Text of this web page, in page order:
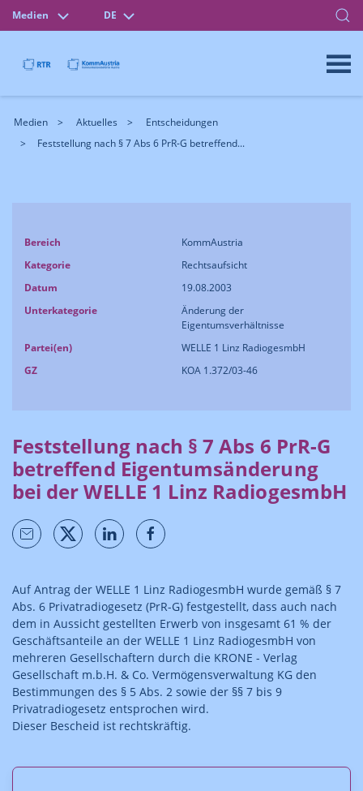
Medien DE
Medien Aktuelles
Entscheidungen
Feststellung nach § 7 Abs 6 PrR-G betreffend...
Bereich
KommAustria
Kategorie
Rechtsaufsicht
Datum
19.08.2003
Unterkategorie
Änderung der
Eigentumsverhältnisse
Partei(en)
WELLE 1 Linz RadiogesmbH
GZ
KOA 1.372/03-46
Feststellung nach § 7 Abs 6 PrR-G
betreffend Eigentumsänderung
bei der WELLE 1 Linz RadiogesmbH
Auf Antrag der WELLE 1 Linz RadiogesmbH wurde gemäß § 7
Abs. 6 Privatradiogesetz (PrR-G) festgestellt, dass auch nach
dem in Aussicht gestellten Erwerb von insgesamt 61 % der
Geschäftsanteile an der WELLE 1 Linz RadiogesmbH von
mehreren Gesellschaftern durch die KRONE - Verlag
Gesellschaft m.b.H. & Co. Vermögensverwaltung KG den
Bestimmungen des § 5 Abs. 2 sowie der §§ 7 bis 9
Privatradiogesetz entsprochen wird.
Dieser Bescheid ist rechtskräftig.